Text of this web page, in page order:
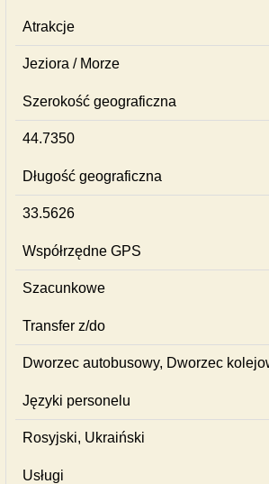
Atrakcje
Jeziora / Morze
Szerokość geograficzna
44.7350
Długość geograficzna
33.5626
Współrzędne GPS
Szacunkowe
Transfer z/do
Dworzec autobusowy, Dworzec
Języki personelu
Rosyjski, Ukraiński
Usługi